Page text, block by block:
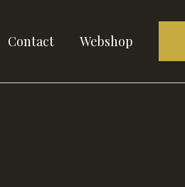
Contact Webshop